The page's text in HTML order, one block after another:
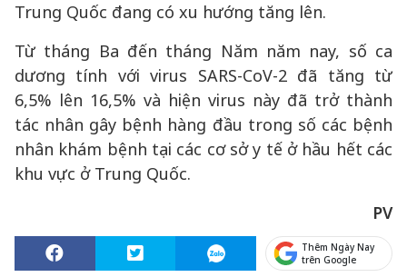
Trung Quốc đang có xu hướng tăng lên.
Từ tháng Ba đến tháng Năm năm nay, số ca
dương tính với virus SARS-CoV-2 đã tăng từ
6,5% lên 16,5% và hiện virus này đã trở thành
tác nhân gây bệnh hàng đầu trong số các bệnh
nhân khám bệnh tại các cơ sở y tế ở hầu hết các
khu vực ở Trung Quốc.
PV
Thêm Ngày Nay
trên Google